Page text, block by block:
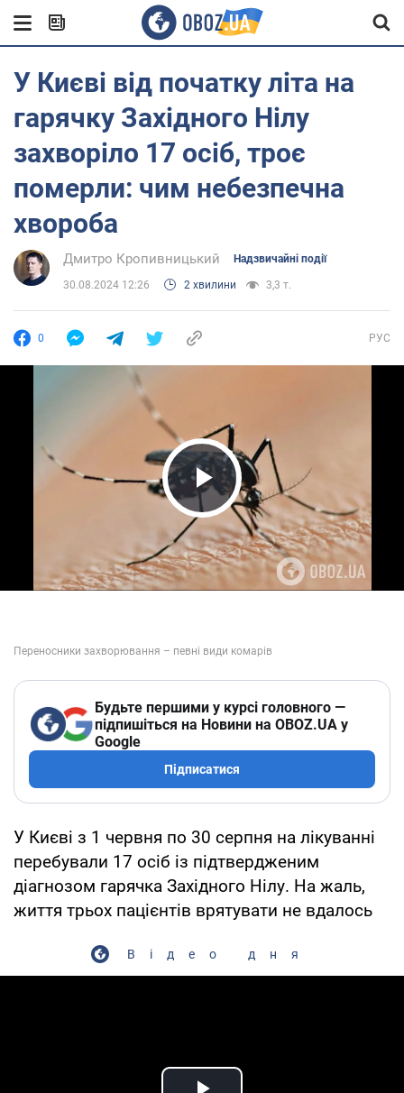
У Києві від початку літа на
гарячку Західного Нілу
захворіло 17 осіб, троє
померли: чим небезпечна
хвороба
Дмитро Кропивницький Надзвичайні події
30.08.2024 12:26 2 хвилини 3,3 т.
0 РУС
Play Video
Будьте першими у курсі головного —
підпишіться на Новини на OBOZ.UA у
Google
Підписатися
У Києві з 1 червня по 30 серпня на лікуванні
перебували 17 осіб із підтвердженим
діагнозом гарячка Західного Нілу. На жаль,
життя трьох пацієнтів врятувати не вдалось
Відео дня